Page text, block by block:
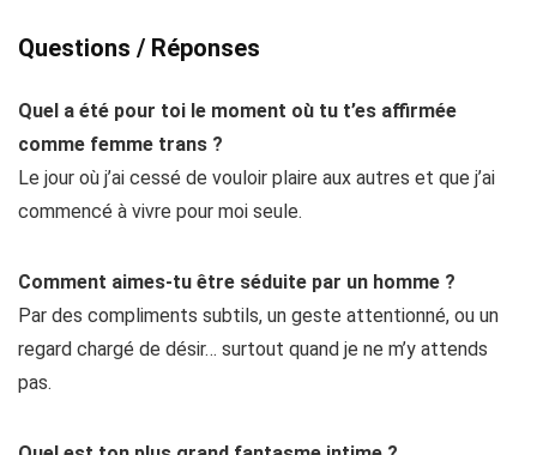
Questions / Réponses
Quel a été pour toi le moment où tu t’es affirmée
comme femme trans ?
Le jour où j’ai cessé de vouloir plaire aux autres et que j’ai
commencé à vivre pour moi seule.
Comment aimes-tu être séduite par un homme ?
Par des compliments subtils, un geste attentionné, ou un
regard chargé de désir… surtout quand je ne m’y attends
pas.